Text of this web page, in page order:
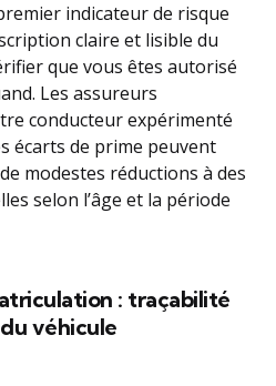
indicateur de risque
claire et lisible du
que vous êtes autorisé
Les assureurs
conducteur expérimenté
écarts de prime peuvent
modestes réductions à des
selon l’âge et la période
: traçabilité
véhicule